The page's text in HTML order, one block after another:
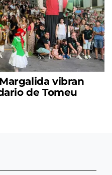
vibran
de Tomeu